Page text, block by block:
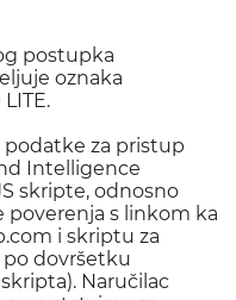
postupka
oznaka
podatke za pristup
Intelligence
skripte, odnosno
poverenja s linkom ka
i skriptu za
dovršetku
Naručilac